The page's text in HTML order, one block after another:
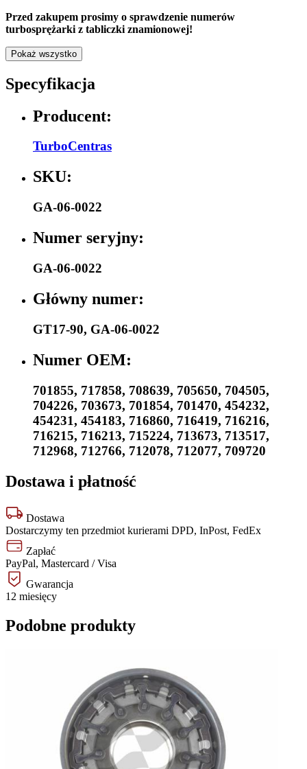
Przed zakupem prosimy o sprawdzenie numerów
turbosprężarki z tabliczki znamionowej!
Pokaż wszystko
Specyfikacja
Producent:
TurboCentras
SKU:
GA-06-0022
Numer seryjny:
GA-06-0022
Główny numer:
GT17-90, GA-06-0022
Numer OEM:
701855, 717858, 708639, 705650, 704505,
704226, 703673, 701854, 701470, 454232,
454231, 454183, 716860, 716419, 716216,
716215, 716213, 715224, 713673, 713517,
712968, 712766, 712078, 712077, 709720
Dostawa i płatność
Dostawa
Dostarczymy ten przedmiot kurierami DPD, InPost, FedEx
Zapłać
PayPal, Mastercard / Visa
Gwarancja
12 miesięcy
Podobne produkty